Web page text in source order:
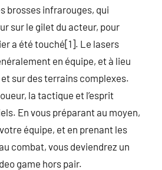
brosses infrarouges, qui
sur le gilet du acteur, pour
a été touché[1]. Le lasers
en équipe, et à lieu
sur des terrains complexes.
la tactique et l’esprit
En vous préparant au moyen,
équipe, et en prenant les
combat, vous deviendrez un
game hors pair.